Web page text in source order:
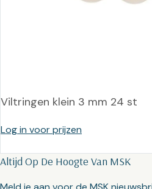
Viltringen klein 3 mm 24 st
Log in voor prijzen
Altijd Op De Hoogte Van MSK